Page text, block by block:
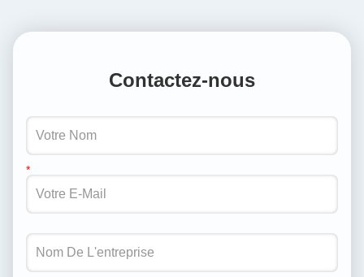
Contactez-nous